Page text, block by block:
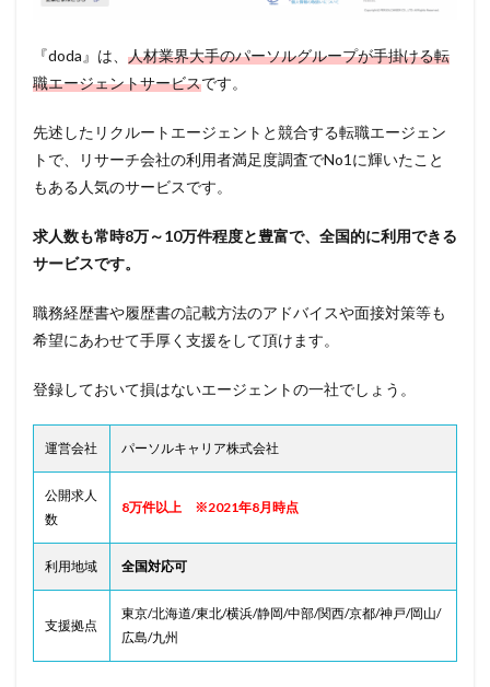
『doda』は、 人材業界大手のパーソルグループが手掛ける転
職エージェントサービスです。
先述したリクルートエージェントと競合する転職エージェン
トで、リサーチ会社の利用者満足度調査でNo1に輝いたこと
もある人気のサービスです。
求人数も常時8万～10万件程度と豊富で、全国的に利用できる
サービスです。
職務経歴書や履歴書の記載方法のアドバイスや面接対策等も
希望にあわせて手厚く支援をして頂けます。
登録しておいて損はないエージェントの一社でしょう。
運営会社 パーソルキャリア株式会社
公開求人
数
8万件以上 ※2021年8月時点
利用地域 全国対応可
支援拠点
東京/北海道/東北/横浜/静岡/中部/関西/京都/神戸/岡山/
広島/九州